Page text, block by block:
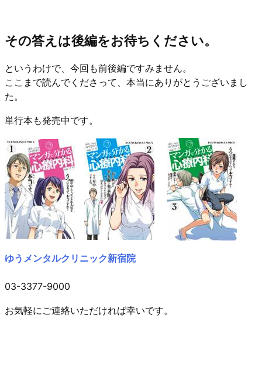
その答えは後編をお待ちください。
というわけで、今回も前後編ですみません。
ここまで読んでくださって、本当にありがとうございまし
た。
単行本も発売中です。
ゆうメンタルクリニック新宿院
03-3377-9000
お気軽にご連絡いただければ幸いです。